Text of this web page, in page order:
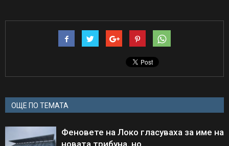
ОЩЕ ПО ТЕМАТА
Феновете на Локо гласуваха за име на